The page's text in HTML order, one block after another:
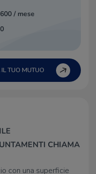
/ mese
TUO MUTUO
CHIAMA
con una superficie